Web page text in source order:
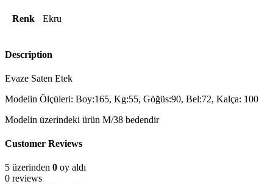
Renk Ekru
Description
Evaze Saten Etek
Modelin Ölçüleri: Boy:165, Kg:55, Göğüs:90, Bel:72, Kalça: 100
Modelin üzerindeki ürün M/38 bedendir
Customer Reviews
5 üzerinden 0 oy aldı
0 reviews